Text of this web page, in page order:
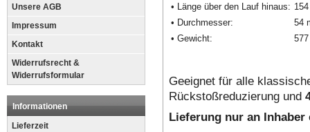
Unsere AGB
Impressum
Kontakt
Widerrufsrecht &
Widerrufsformular
Informationen
Lieferzeit
• Länge über den Lauf hinaus:
• Durchmesser:
54
• Gewicht:
Geeignet für alle
Rückstoßreduzierung und
Lieferung nur an